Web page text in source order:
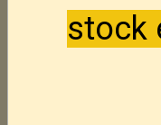
Luger P08 Nouveau
stock